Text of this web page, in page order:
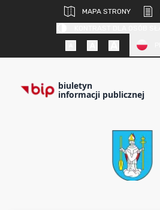
MAPA STRONY
biuletyn
informacji publicznej